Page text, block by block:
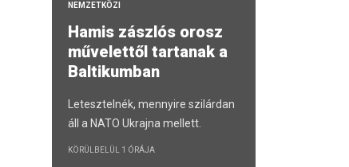
NEMZETKÖZI
Hamis zászlós orosz
művelettől tartanak a
Baltikumban
Letesztelnék, mennyire szilárdan
áll a NATO Ukrajna mellett.
KÖRÜLBELÜL 1 ÓRÁJA